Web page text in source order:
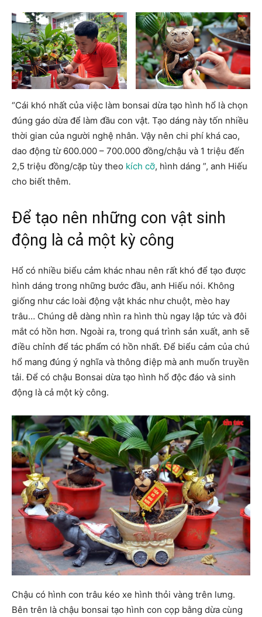
“Cái khó nhất của việc làm bonsai dừa tạo hình hổ là chọn
đúng gáo dừa để làm đầu con vật. Tạo dáng này tốn nhiều
thời gian của người nghệ nhân. Vậy nên chi phí khá cao,
dao động từ 600.000 – 700.000 đồng/chậu và 1 triệu đến
2,5 triệu đồng/cặp tùy theo kích cỡ, hình dáng ”, anh Hiếu
cho biết thêm.
Để tạo nên những con vật sinh
động là cả một kỳ công
Hổ có nhiều biểu cảm khác nhau nên rất khó để tạo được
hình dáng trong những bước đầu, anh Hiếu nói. Không
giống như các loài động vật khác như chuột, mèo hay
trâu… Chúng dễ dàng nhìn ra hình thù ngay lập tức và đôi
mắt có hồn hơn. Ngoài ra, trong quá trình sản xuất, anh sẽ
điều chỉnh để tác phẩm có hồn nhất. Để biểu cảm của chú
hổ mang đúng ý nghĩa và thông điệp mà anh muốn truyền
tải. Để có chậu Bonsai dừa tạo hình hổ độc đáo và sinh
động là cả một kỳ công.
Chậu có hình con trâu kéo xe hình thỏi vàng trên lưng.
Bên trên là chậu bonsai tạo hình con cọp bằng dừa cùng